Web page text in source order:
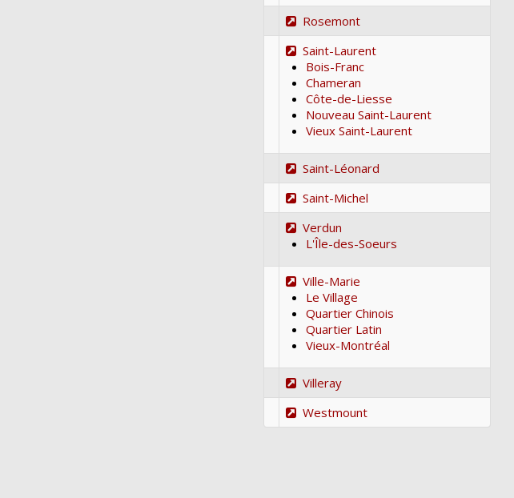
Rosemont
Saint-Laurent
Bois-Franc
Chameran
Côte-de-Liesse
Nouveau Saint-Laurent
Vieux Saint-Laurent
Saint-Léonard
Saint-Michel
Verdun
L'Île-des-Soeurs
Ville-Marie
Le Village
Quartier Chinois
Quartier Latin
Vieux-Montréal
Villeray
Westmount